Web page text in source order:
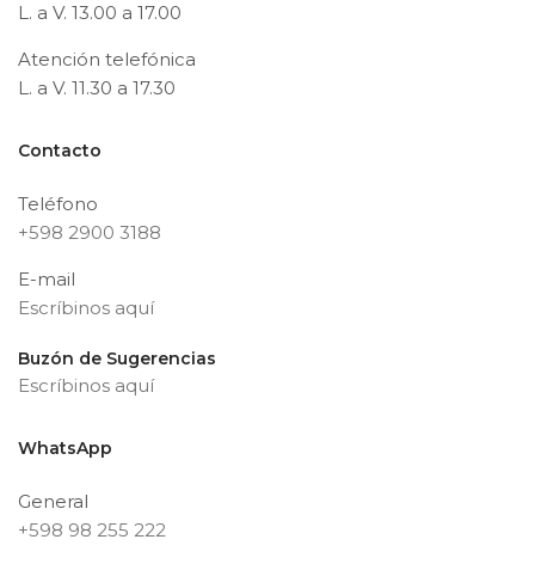
L. a V. 13.00 a 17.00
Atención telefónica
L. a V. 11.30 a 17.30
Contacto
Teléfono
+598 2900 3188
E-mail
Escríbinos aquí
Buzón de Sugerencias
Escríbinos aquí
WhatsApp
General
+598 98 255 222